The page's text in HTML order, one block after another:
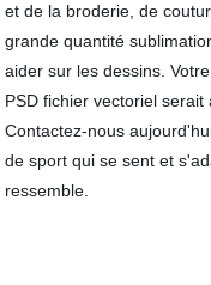
et de la broderie, de
grande quantité
aider sur les dessins.
PSD fichier vectoriel serait
Contactez-nous
de sport qui se sent et
ressemble.